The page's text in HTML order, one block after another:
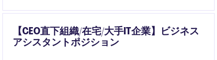
【CEO直下組織/在宅/大手IT企業】ビジネス
アシスタントポジション